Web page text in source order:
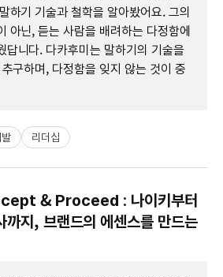
하기 기술과 철학을 알아봤어요. 그의
아닌, 듣는 사람을 배려하는 다정함에
답니다. 다카후미는 말하기의 기술을
구하며, 다정함을 잊지 않는 것이 중
리더십
& Proceed : 나이키부터
까지, 브랜드의 에센스를 만드는